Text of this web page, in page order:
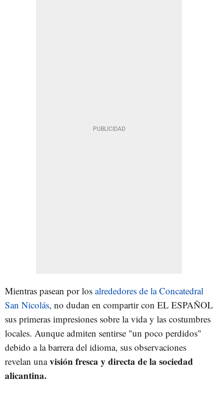
Mientras pasean por los alrededores de la Concatedral
San Nicolás, no dudan en compartir con EL ESPAÑOL
sus primeras impresiones sobre la vida y las costumbres
locales. Aunque admiten sentirse "un poco perdidos"
debido a la barrera del idioma, sus observaciones
revelan unavisión fresca y directa de la sociedad
alicantina.